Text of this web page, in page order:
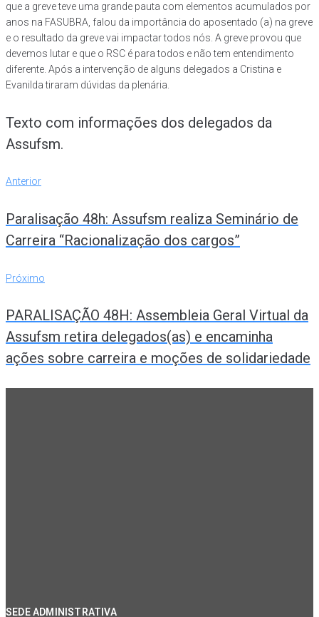
que a greve teve uma grande pauta com elementos acumulados por
anos na FASUBRA, falou da importância do aposentado (a) na greve
e o resultado da greve vai impactar todos nós. A greve provou que
devemos lutar e que o RSC é para todos e não tem entendimento
diferente. Após a intervenção de alguns delegados a Cristina e
Evanilda tiraram dúvidas da plenária.
Texto com informações dos delegados da
Assufsm.
Navegação
Post
Anterior
Anterior
Paralisação 48h: Assufsm realiza Seminário de
Carreira “Racionalização dos cargos”
Próximo
Próximo
PARALISAÇÃO 48H: Assembleia Geral Virtual da
Assufsm retira delegados(as) e encaminha
ações sobre carreira e moções de solidariedade
SEDE ADMINISTRATIVA